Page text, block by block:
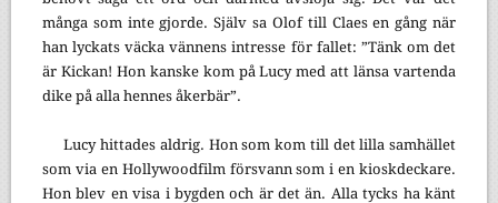
många som inte gjorde. Själv sa Olof till Claes en gång när
han lyckats väcka vännens intresse för fallet: ”Tänk om det
är Kickan! Hon kanske kom på Lucy med att länsa vartenda
dike på alla hennes åkerbär”.
Lucy hittades aldrig. Hon som kom till det lilla samhället
som via en Hollywoodfilm försvann som i en kioskdeckare.
Hon blev en visa i bygden och är det än. Alla tycks ha känt